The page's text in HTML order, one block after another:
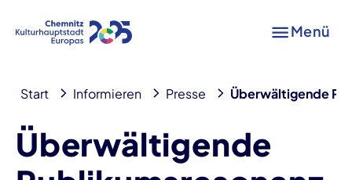
Menü
Start Informieren Presse Überwältigende
Überwältigende